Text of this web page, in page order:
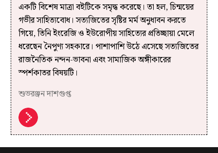
একটি বিশেষ মাত্রা বইটিকে সমৃদ্ধ করেছে। তা হল, চিন্ময়ের
গভীর সাহিত্যবোধ। সত্যজিতের সৃষ্টির মর্ম অনুধাবন করতে
গিয়ে, তিনি ইংরেজি ও ইউরোপীয় সাহিত্যের প্রতিচ্ছায়া মেলে
ধরেছেন নৈপুণ্য সহকারে। পাশাপাশি উঠে এসেছে সত্যজিতের
রাজনৈতিক নন্দন-ভাবনা এবং সামাজিক অঙ্গীকারের
স্পর্শকাতর বিষয়টি।
শুভরঞ্জন দাশগুপ্ত